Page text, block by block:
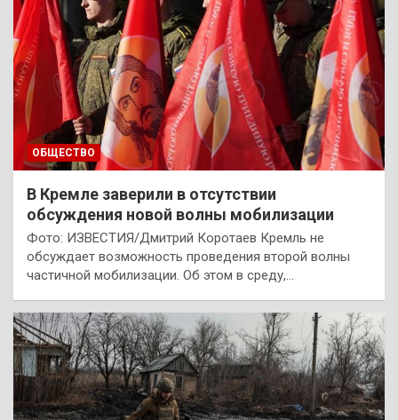
ОБЩЕСТВО
В Кремле заверили в отсутствии
обсуждения новой волны мобилизации
Фото: ИЗВЕСТИЯ/Дмитрий Коротаев Кремль не
обсуждает возможность проведения второй волны
частичной мобилизации. Об этом в среду,…